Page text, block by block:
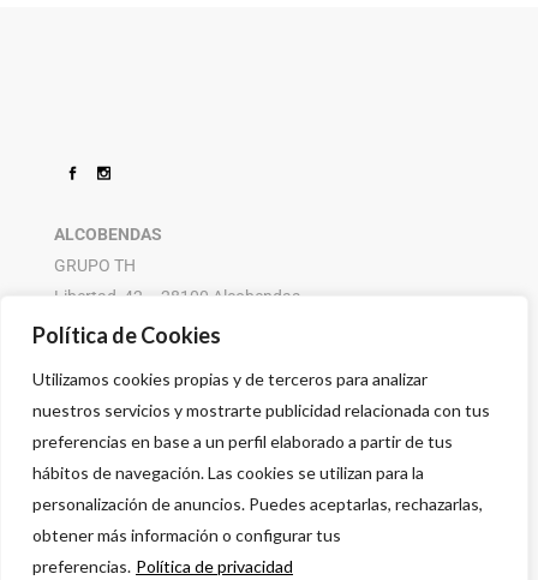
Política de Cookies
Utilizamos cookies propias y de terceros para analizar
nuestros servicios y mostrarte publicidad relacionada con tus
preferencias en base a un perfil elaborado a partir de tus
hábitos de navegación. Las cookies se utilizan para la
personalización de anuncios. Puedes aceptarlas, rechazarlas,
obtener más información o configurar tus
preferencias. Política de privacidad
ALCOBENDAS
GRUPO TH
Libertad, 42 – 28100 Alcobendas
916 614 580 – 608 505 532